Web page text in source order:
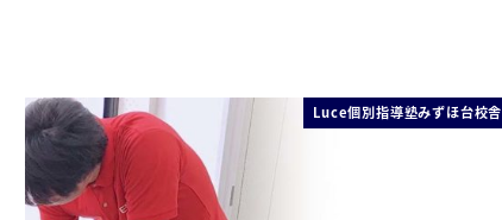
Luce個別指導塾みずほ台校舎